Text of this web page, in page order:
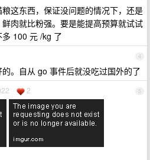
这东西，保证没问题的情况下，还是
肉就比粉强。要是能提高预算就试试
100 元 /kg 了
4
。自从 go 事件后就没吃过国外的了
5
2